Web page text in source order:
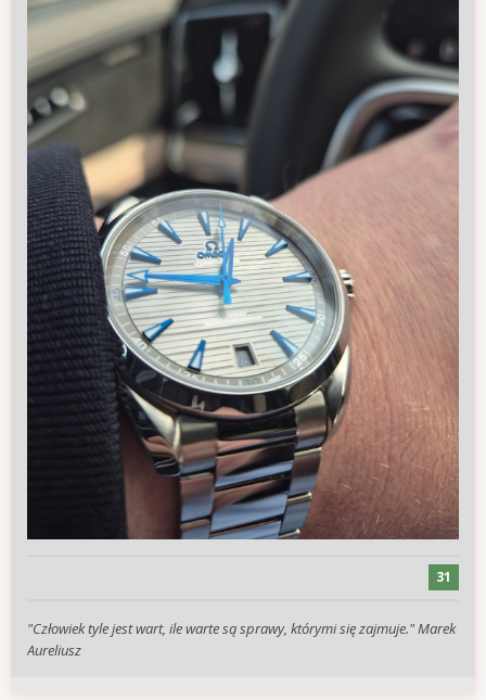
31
"Człowiek tyle jest wart, ile warte są sprawy, którymi się zajmuje." Marek
Aureliusz